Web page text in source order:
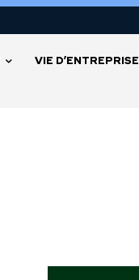
VIE D’ENTREPRISE